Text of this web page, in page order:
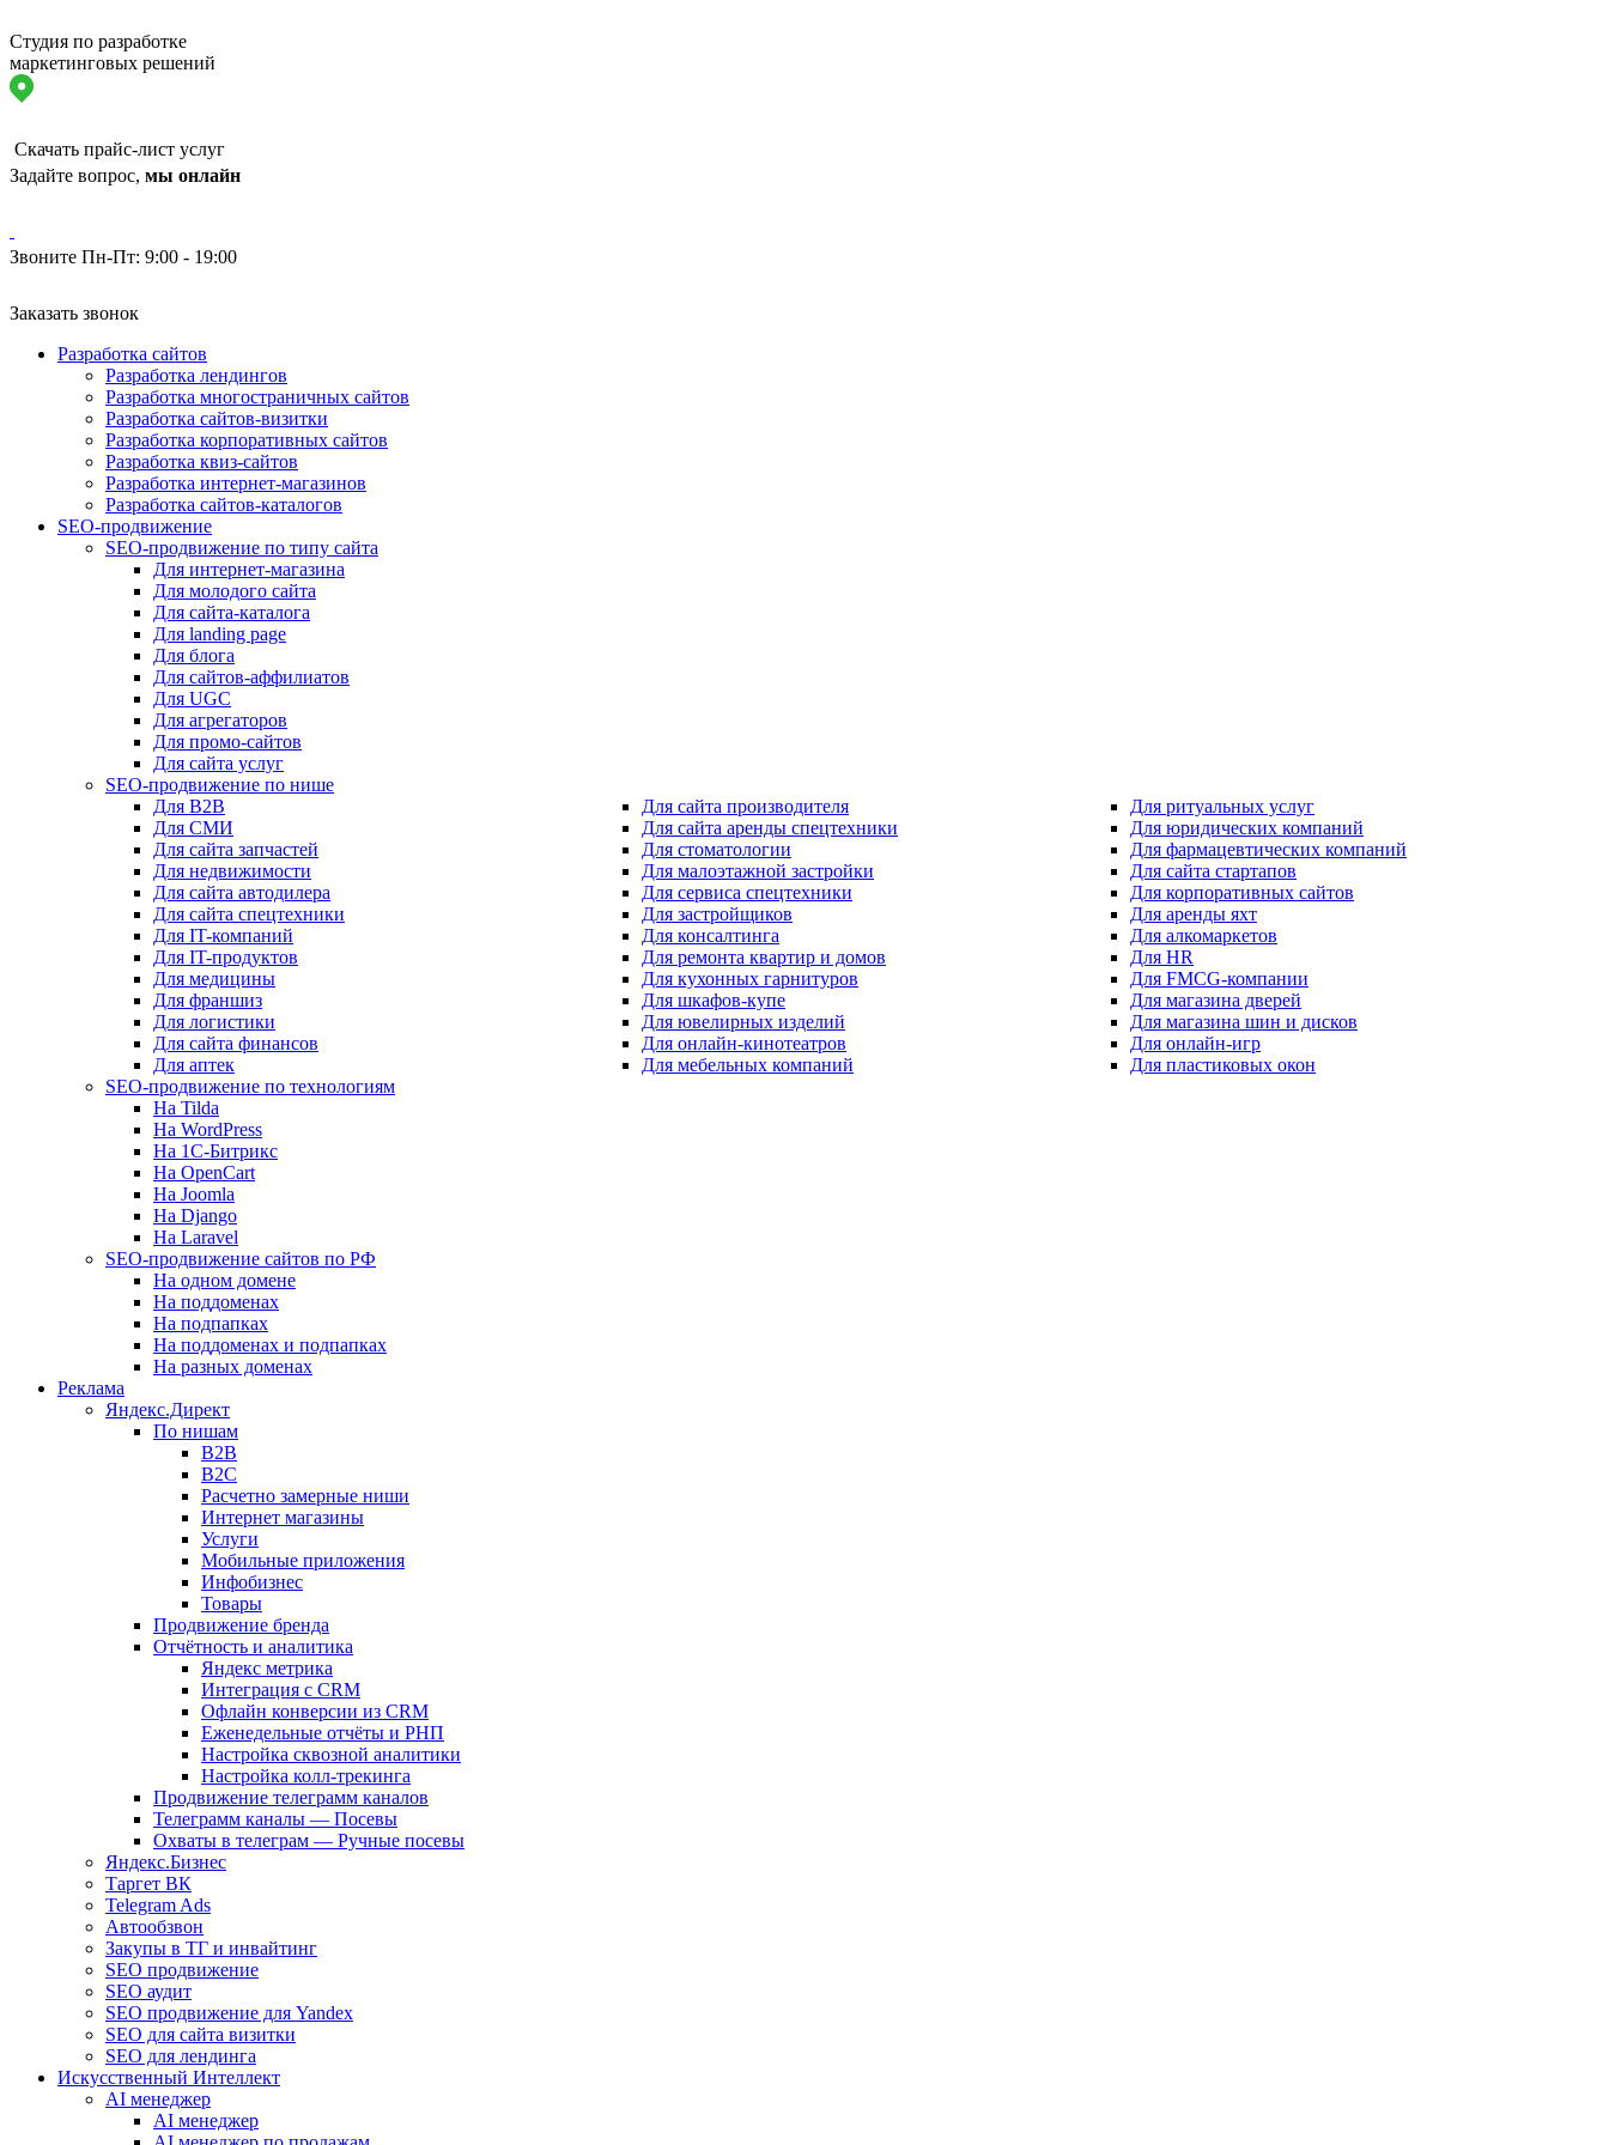
Студия по разработке
маркетинговых решений
Скачать прайс-лист услуг
Задайте вопрос, мы онлайн
Звоните Пн-Пт: 9:00 - 19:00
Заказать звонок
Разработка сайтов
Разработка лендингов
Разработка многостраничных сайтов
Разработка сайтов-визитки
Разработка корпоративных сайтов
Разработка квиз-сайтов
Разработка интернет-магазинов
Разработка сайтов-каталогов
SEO-продвижение
SEO-продвижение по типу сайта
Для интернет-магазина
Для молодого сайта
Для сайта-каталога
Для landing page
Для блога
Для сайтов-аффилиатов
Для UGC
Для агрегаторов
Для промо-сайтов
Для сайта услуг
SEO-продвижение по нише
Для B2B
Для СМИ
Для сайта запчастей
Для недвижимости
Для сайта автодилера
Для сайта спецтехники
Для IT-компаний
Для IT-продуктов
Для медицины
Для франшиз
Для логистики
Для сайта финансов
Для аптек
Для сайта производителя
Для сайта аренды спецтехники
Для стоматологии
Для малоэтажной застройки
Для сервиса спецтехники
Для застройщиков
Для консалтинга
Для ремонта квартир и домов
Для кухонных гарнитуров
Для шкафов-купе
Для ювелирных изделий
Для онлайн-кинотеатров
Для мебельных компаний
Для ритуальных услуг
Для юридических компаний
Для фармацевтических компаний
Для сайта стартапов
Для корпоративных сайтов
Для аренды яхт
Для алкомаркетов
Для HR
Для FMCG-компании
Для магазина дверей
Для магазина шин и дисков
Для онлайн-игр
Для пластиковых окон
SEO-продвижение по технологиям
На Tilda
На WordPress
На 1С-Битрикс
На OpenCart
На Joomla
На Django
На Laravel
SEO-продвижение сайтов по РФ
На одном домене
На поддоменах
На подпапках
На поддоменах и подпапках
На разных доменах
Реклама
Яндекс.Директ
По нишам
B2B
B2C
Расчетно замерные ниши
Интернет магазины
Услуги
Мобильные приложения
Инфобизнес
Товары
Продвижение бренда
Отчётность и аналитика
Яндекс метрика
Интеграция с CRM
Офлайн конверсии из CRM
Еженедельные отчёты и РНП
Настройка сквозной аналитики
Настройка колл-трекинга
Продвижение телеграмм каналов
Телеграмм каналы — Посевы
Охваты в телеграм — Ручные посевы
Яндекс.Бизнес
Таргет ВК
Telegram Ads
Автообзвон
Закупы в ТГ и инвайтинг
SEO продвижение
SEO аудит
SEO продвижение для Yandex
SEO для сайта визитки
SEO для лендинга
Искусственный Интеллект
AI менеджер
AI менеджер